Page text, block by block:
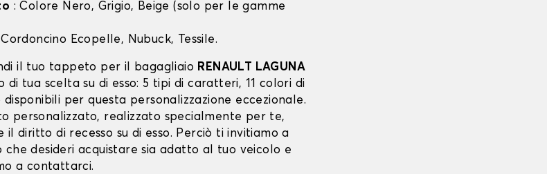
: Colore Nero, Grigio, Beige (solo per le gamme
Ecopelle, Nubuck, Tessile.
il tuo tappeto per il bagagliaio RENAULT LAGUNA
di tua scelta su di esso: 5 tipi di caratteri, 11 colori di
per questa personalizzazione eccezionale.
personalizzato, realizzato specialmente per te,
il diritto di recesso su di esso. Perciò ti invitiamo a
desideri acquistare sia adatto al tuo veicolo e
a contattarci.